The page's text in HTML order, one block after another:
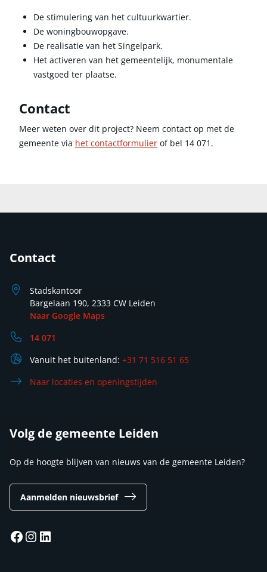
De stimulering van het cultuurkwartier.
De woningbouwopgave.
De realisatie van het Singelpark.
Het activeren van het gemeentelijk, monumentale
vastgoed ter plaatse.
Contact
Meer weten over dit project? Neem contact op met de
gemeente via het contactformulier of bel 14 071.
Contact
Stadskantoor
Bargelaan 190, 2333 CW Leiden
Naar Google Maps
14 071
Vanuit het buitenland: +31 71 516 51 65
Naar locaties en openingstijden
Volg de gemeente Leiden
Op de hoogte blijven van nieuws van de gemeente Leiden?
Aanmelden nieuwsbrief
Facebook
Instagram
LinkedIn